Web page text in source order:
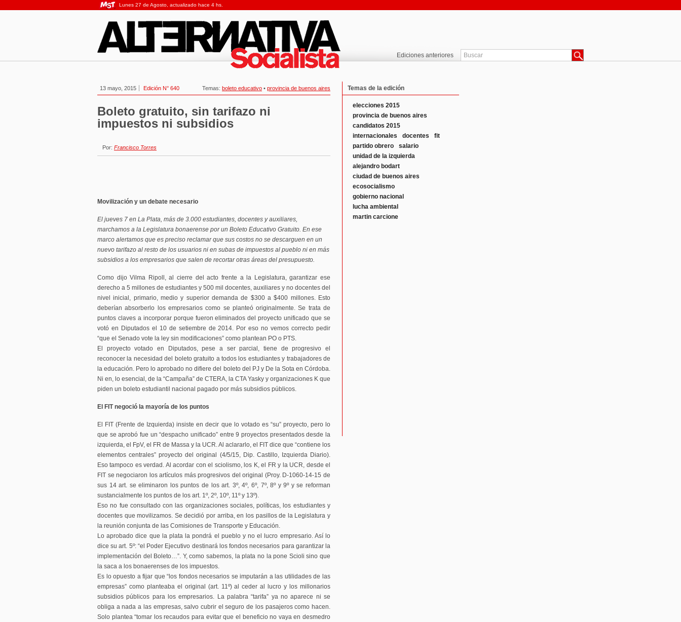
Lunes 27 de Agosto, actualizado hace 4 hs.
Ediciones anteriores
13 mayo, 2015 Edición N° 640 Temas: boleto educativo • provincia de buenos aires
Boleto gratuito, sin tarifazo ni
impuestos ni subsidios
Por: Francisco Torres
Movilización y un debate necesario
El jueves 7 en La Plata, más de 3.000 estudiantes, docentes y auxiliares,
marchamos a la Legislatura bonaerense por un Boleto Educativo Gratuito. En ese
marco alertamos que es preciso reclamar que sus costos no se descarguen en un
nuevo tarifazo al resto de los usuarios ni en subas de impuestos al pueblo ni en más
subsidios a los empresarios que salen de recortar otras áreas del presupuesto.
Como dijo Vilma Ripoll, al cierre del acto frente a la Legislatura, garantizar ese
derecho a 5 millones de estudiantes y 500 mil docentes, auxiliares y no docentes del
nivel inicial, primario, medio y superior demanda de $300 a $400 millones. Esto
deberían absorberlo los empresarios como se planteó originalmente. Se trata de
puntos claves a incorporar porque fueron eliminados del proyecto unificado que se
votó en Diputados el 10 de setiembre de 2014. Por eso no vemos correcto pedir
“que el Senado vote la ley sin modificaciones” como plantean PO o PTS.
El proyecto votado en Diputados, pese a ser parcial, tiene de progresivo el
reconocer la necesidad del boleto gratuito a todos los estudiantes y trabajadores de
la educación. Pero lo aprobado no difiere del boleto del PJ y De la Sota en Córdoba.
Ni en, lo esencial, de la “Campaña” de CTERA, la CTA Yasky y organizaciones K que
piden un boleto estudiantil nacional pagado por más subsidios públicos.
El FIT negoció la mayoría de los puntos
El FIT (Frente de Izquierda) insiste en decir que lo votado es “su” proyecto, pero lo
que se aprobó fue un “despacho unificado” entre 9 proyectos presentados desde la
izquierda, el FpV, el FR de Massa y la UCR. Al aclararlo, el FIT dice que “contiene los
elementos centrales” proyecto del original (4/5/15, Dip. Castillo, Izquierda Diario).
Eso tampoco es verdad. Al acordar con el sciolismo, los K, el FR y la UCR, desde el
FIT se negociaron los artículos más progresivos del original (Proy. D-1060-14-15 de
sus 14 art. se eliminaron los puntos de los art. 3º, 4º, 6º, 7º, 8º y 9º y se reforman
sustancialmente los puntos de los art. 1º, 2º, 10º, 11º y 13º).
Eso no fue consultado con las organizaciones sociales, políticas, los estudiantes y
docentes que movilizamos. Se decidió por arriba, en los pasillos de la Legislatura y
la reunión conjunta de las Comisiones de Transporte y Educación.
Lo aprobado dice que la plata la pondrá el pueblo y no el lucro empresario. Así lo
dice su art. 5º: “el Poder Ejecutivo destinará los fondos necesarios para garantizar la
implementación del Boleto…”. Y, como sabemos, la plata no la pone Scioli sino que
la saca a los bonaerenses de los impuestos.
Es lo opuesto a fijar que “los fondos necesarios se imputarán a las utilidades de las
empresas” como planteaba el original (art. 11º) al ceder al lucro y los millonarios
subsidios públicos para los empresarios. La palabra “tarifa” ya no aparece ni se
obliga a nada a las empresas, salvo cubrir el seguro de los pasajeros como hacen.
Solo plantea “tomar los recaudos para evitar que el beneficio no vaya en desmedro
Temas de la edición
elecciones 2015
provincia de buenos aires
candidatos 2015
internacionales
docentes
fit
partido obrero
salario
unidad de la izquierda
alejandro bodart
ciudad de buenos aires
ecosocialismo
gobierno nacional
lucha ambiental
martin carcione